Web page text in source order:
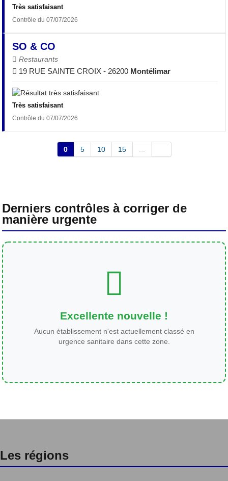
Très satisfaisant
Contrôle du 07/07/2026
SO & CO
Restaurants
19 RUE SAINTE CROIX - 26200 Montélimar
Très satisfaisant
Contrôle du 07/07/2026
0 5 10 15
Derniers contrôles à corriger de
manière urgente
Excellente nouvelle !
Aucun établissement n'est actuellement classé en
urgence sanitaire dans cette zone.
Les régions